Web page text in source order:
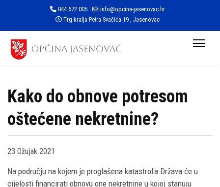
044 672 005
info@opcina-jasenovac.hr
Trg kralja Petra Svačića 19 , Jasenovac
Kako do obnove potresom
oštećene nekretnine?
23 Ožujak 2021
Na području na kojem je proglašena katastrofa Država će u
cijelosti financirati obnovu one nekretnine u kojoj stanuju